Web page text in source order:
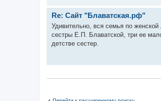
Re: Сайт "Блаватская.рф"
Удивительно, вся семья по
сестры Е.П. Блаватской, три ее
детстве сестер.